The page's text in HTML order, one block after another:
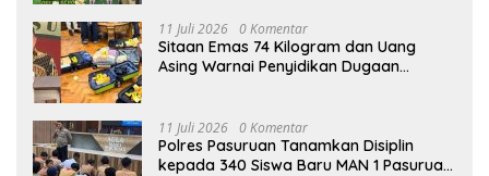
11 Juli 2026 0 Komentar
Sitaan Emas 74 Kilogram dan Uang
Asing Warnai Penyidikan Dugaan
11 Juli 2026 0 Komentar
Polres Pasuruan Tanamkan Disiplin
kepada 340 Siswa Baru MAN 1 Pasuruan,